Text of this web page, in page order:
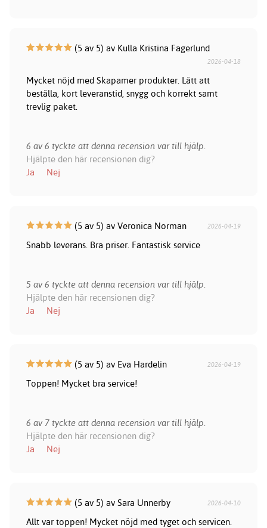
(5 av 5) av Kulla Kristina Fagerlund
2026-04-18
Mycket nöjd med Skapamer produkter. Lätt att
beställa, kort leveranstid, snygg och korrekt samt
trevlig paket.
6 av 6 tyckte att denna recension var till hjälp.
Hjälpte den här recensionen dig?
Ja
Nej
(5 av 5) av Veronica Norman 2026-04-19
Snabb leverans. Bra priser. Fantastisk service
5 av 6 tyckte att denna recension var till hjälp.
Hjälpte den här recensionen dig?
Ja
Nej
(5 av 5) av Eva Hardelin 2026-04-19
Toppen! Mycket bra service!
6 av 7 tyckte att denna recension var till hjälp.
Hjälpte den här recensionen dig?
Ja
Nej
(5 av 5) av Sara Unnerby 2026-04-10
Allt var toppen! Mycket nöjd med tyget och servicen.